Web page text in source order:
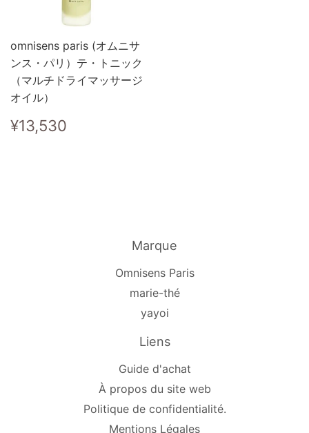
omnisens paris (オムニサ
ンス・パリ）テ・トニック
（マルチドライマッサージ
オイル）
Prix
régulier
¥13,530
Marque
Omnisens Paris
marie-thé
yayoi
Liens
Guide d'achat
À propos du site web
Politique de confidentialité.
Mentions Légales